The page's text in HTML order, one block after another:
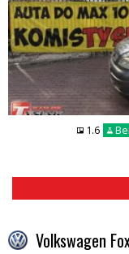
1.6
Volkswagen